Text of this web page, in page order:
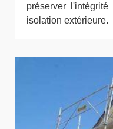
préserver
isolation extérieure.